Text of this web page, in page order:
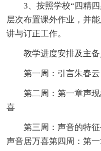
3、按照学校“四精四
层次布置课外作业，并
讲与订正工作。
教学进度安排及主备
第一周：引言朱春云
第二周：第一章声现
喜
第三周：声音的特征
声音居万喜第四周：第